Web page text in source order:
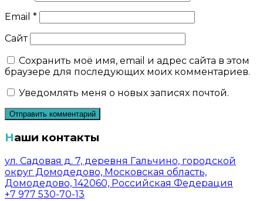
Email *
Сайт
Сохранить моё имя, email и адрес сайта в этом
браузере для последующих моих комментариев.
Уведомлять меня о новых записях почтой.
Наши контакты
ул. Садовая д. 7, деревня Гальчино, городской
округ Домодедово, Московская область,
Домодедово, 142060, Российская Федерация
+7 977 530-70-13